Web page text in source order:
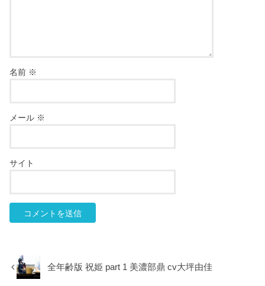
名前 ※
メール ※
サイト
全年齢版 祝姫 part 1 美濃部鼎 cv大坪由佳